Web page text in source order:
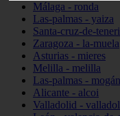
Málaga - ronda
Las-palmas - yaiza
Santa-cruz-de-
Zaragoza - la-muela
Asturias - mieres
Melilla - melilla
Las-palmas - mogán
Alicante - alcoi
Valladolid -